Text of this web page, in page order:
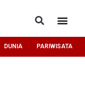
DUNIA PARIWISATA